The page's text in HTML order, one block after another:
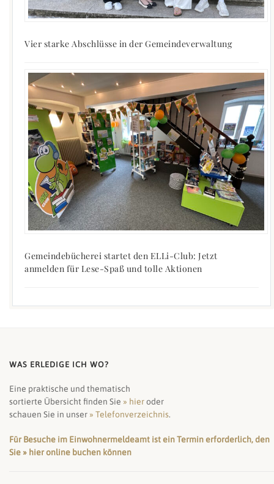
Vier starke Abschlüsse in der Gemeindeverwaltung
Gemeindebücherei startet den ELLi-Club: Jetzt
anmelden für Lese-Spaß und tolle Aktionen
WAS ERLEDIGE ICH WO?
Eine praktische und thematisch
sortierte Übersicht finden Sie » hieroder
schauen Sie in unser » Telefonverzeichnis.
Für Besuche im Einwohnermeldeamt ist ein Termin erforderlich, den
Sie » hier online buchen können